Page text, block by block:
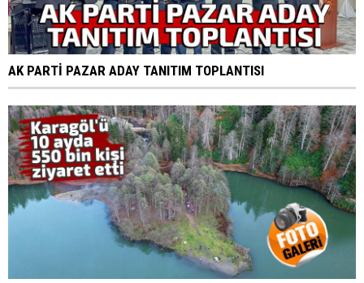
AK PARTİ PAZAR ADAY TANITIM TOPLANTISI